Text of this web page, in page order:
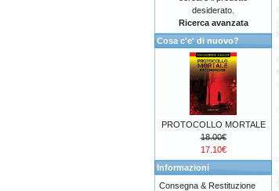
desiderato.
Ricerca avanzata
Cosa c'e' di nuovo?
PROTOCOLLO MORTALE
18.00€
17.10€
Informazioni
Consegna & Restituzione